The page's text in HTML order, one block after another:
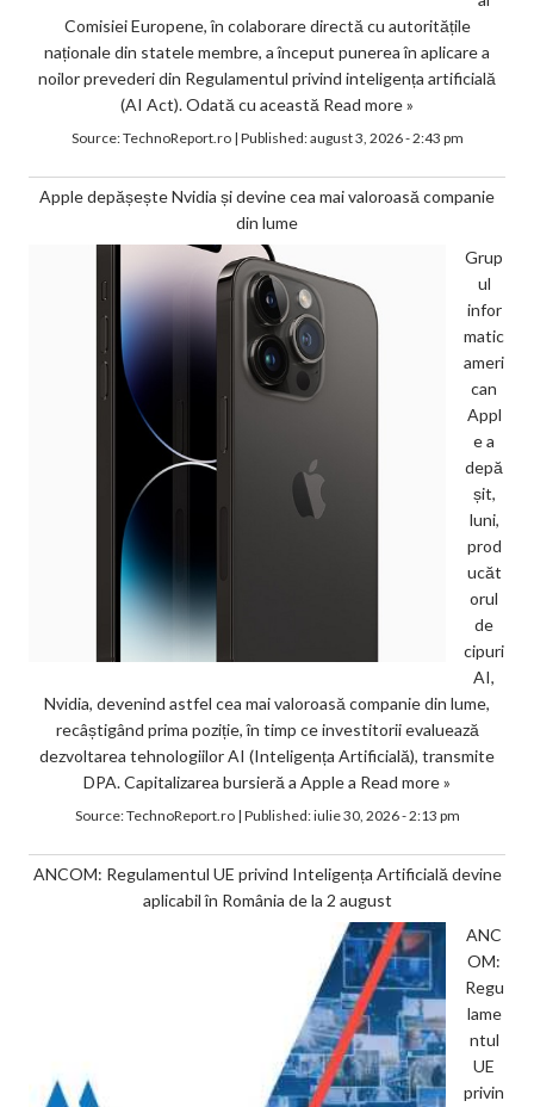
Comisiei Europene, în colaborare directă cu autoritățile
naționale din statele membre, a început punerea în aplicare a
noilor prevederi din Regulamentul privind inteligența artificială
(AI Act). Odată cu această Read more »
Source:TechnoReport.ro| Published:august 3, 2026 - 2:43 pm
Apple depășește Nvidia și devine cea mai valoroasă companie
din lume
Grup
ul
infor
matic
ameri
can
Appl
e a
depă
șit,
luni,
prod
ucăt
orul
de
cipuri
AI,
Nvidia, devenind astfel cea mai valoroasă companie din lume,
recâștigând prima poziție, în timp ce investitorii evaluează
dezvoltarea tehnologiilor AI (Inteligența Artificială), transmite
DPA. Capitalizarea bursieră a Apple a Read more »
Source:TechnoReport.ro| Published:iulie 30, 2026 - 2:13 pm
ANCOM: Regulamentul UE privind Inteligența Artificială devine
aplicabil în România de la 2 august
ANC
OM:
Regu
lame
ntul
UE
privin